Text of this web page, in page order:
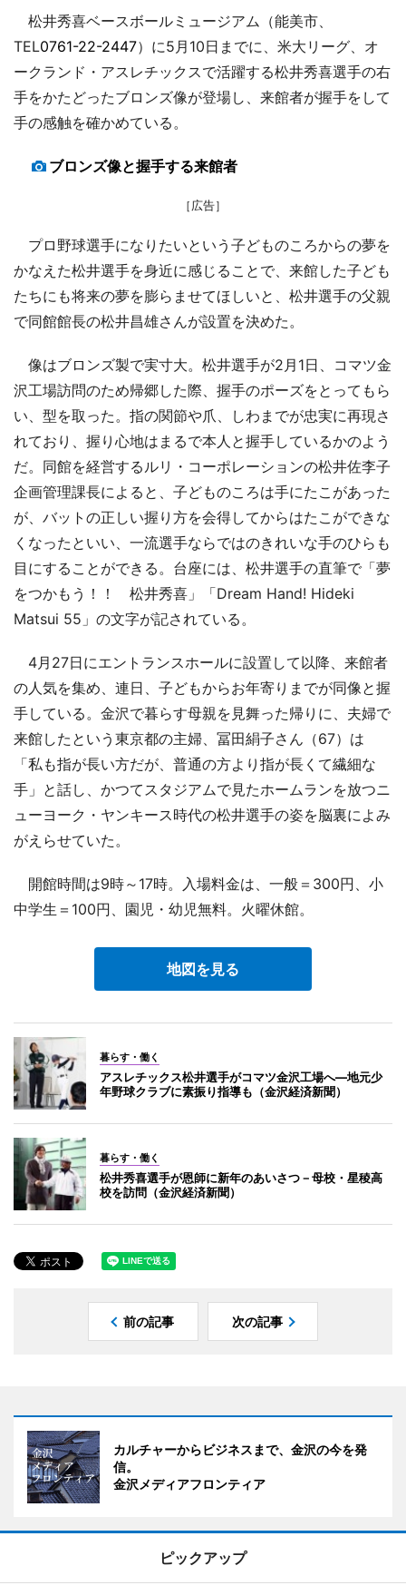
松井秀喜ベースボールミュージアム（能美市、
TEL0761-22-2447）に5月10日までに、米大リーグ、オ
ークランド・アスレチックスで活躍する松井秀喜選手の右
手をかたどったブロンズ像が登場し、来館者が握手をして
手の感触を確かめている。
ブロンズ像と握手する来館者
［広告］
プロ野球選手になりたいという子どものころからの夢を
かなえた松井選手を身近に感じることで、来館した子ども
たちにも将来の夢を膨らませてほしいと、松井選手の父親
で同館館長の松井昌雄さんが設置を決めた。
像はブロンズ製で実寸大。松井選手が2月1日、コマツ金
沢工場訪問のため帰郷した際、握手のポーズをとってもら
い、型を取った。指の関節や爪、しわまでが忠実に再現さ
れており、握り心地はまるで本人と握手しているかのよう
だ。同館を経営するルリ・コーポレーションの松井佐李子
企画管理課長によると、子どものころは手にたこがあった
が、バットの正しい握り方を会得してからはたこができな
くなったといい、一流選手ならではのきれいな手のひらも
目にすることができる。台座には、松井選手の直筆で「夢
をつかもう！！ 松井秀喜」「Dream Hand! Hideki
Matsui 55」の文字が記されている。
4月27日にエントランスホールに設置して以降、来館者
の人気を集め、連日、子どもからお年寄りまでが同像と握
手している。金沢で暮らす母親を見舞った帰りに、夫婦で
来館したという東京都の主婦、冨田絹子さん（67）は
「私も指が長い方だが、普通の方より指が長くて繊細な
手」と話し、かつてスタジアムで見たホームランを放つニ
ューヨーク・ヤンキース時代の松井選手の姿を脳裏によみ
がえらせていた。
開館時間は9時～17時。入場料金は、一般＝300円、小
中学生＝100円、園児・幼児無料。火曜休館。
地図を見る
暮らす・働く
アスレチックス松井選手がコマツ金沢工場へ―地元少
年野球クラブに素振り指導も（金沢経済新聞）
暮らす・働く
松井秀喜選手が恩師に新年のあいさつ－母校・星稜高
校を訪問（金沢経済新聞）
前の記事 次の記事
カルチャーからビジネスまで、金沢の今を発
信。
金沢メディアフロンティア
ピックアップ